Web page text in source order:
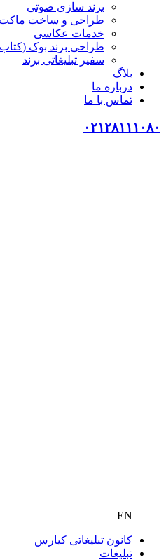
برند سازی صوتی
طراحی و ساخت ماکت
خدمات عکاسی
طراحی برند بوک (کتاب
سفیر تبلیغاتی برند
بلاگ
درباره ما
تماس با ما
۰۲۱۲۸۱۱۱۰۸۰
EN
کانون تبلیغاتی کیارس
تبلیغات